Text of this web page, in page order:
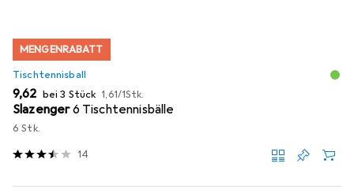
MENGENRABATT
Tischtennisball
EUR
9,62 bei 3 Stück EUR
1,61/1Stk.
Slazenger6 Tischtennisbälle
6 Stk.
14